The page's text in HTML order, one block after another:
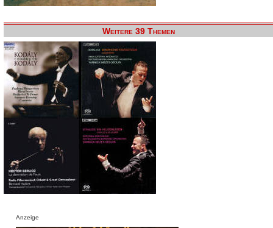
Weitere 39 Themen
Anzeige